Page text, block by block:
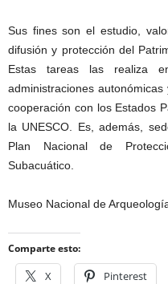
Sus fines son el estudio,
difusión y protección del
Estas tareas las realiza
administraciones
cooperación con los Estados
la UNESCO. Es, además,
Plan Nacional de
Subacuático.
Museo Nacional de
Comparte esto:
X Pinterest